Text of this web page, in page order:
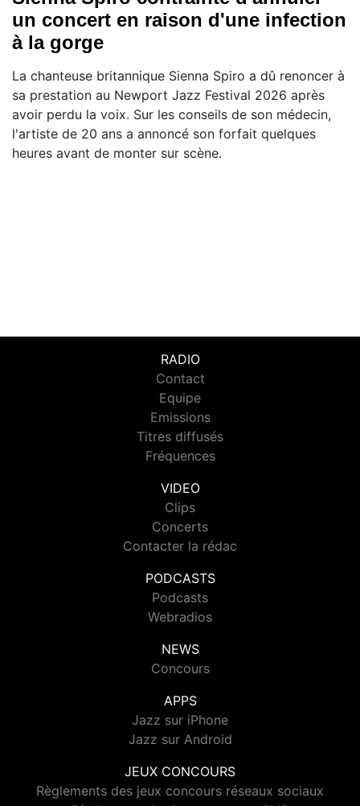
un concert en raison d'une infection
à la gorge
La chanteuse britannique Sienna Spiro a dû renoncer à
sa prestation au Newport Jazz Festival 2026 après
avoir perdu la voix. Sur les conseils de son médecin,
l'artiste de 20 ans a annoncé son forfait quelques
heures avant de monter sur scène.
RADIO
Contact
Equipe
Emissions
Titres diffusés
Fréquences
VIDEO
Clips
Concerts
Contacter la rédac
PODCASTS
Podcasts
Webradios
NEWS
Concours
APPS
Jazz sur iPhone
Jazz sur Android
JEUX CONCOURS
Règlements des jeux concours réseaux sociaux